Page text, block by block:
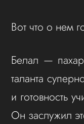
Вот что о нем
Белал —
таланта
и готовность
Он заслужил